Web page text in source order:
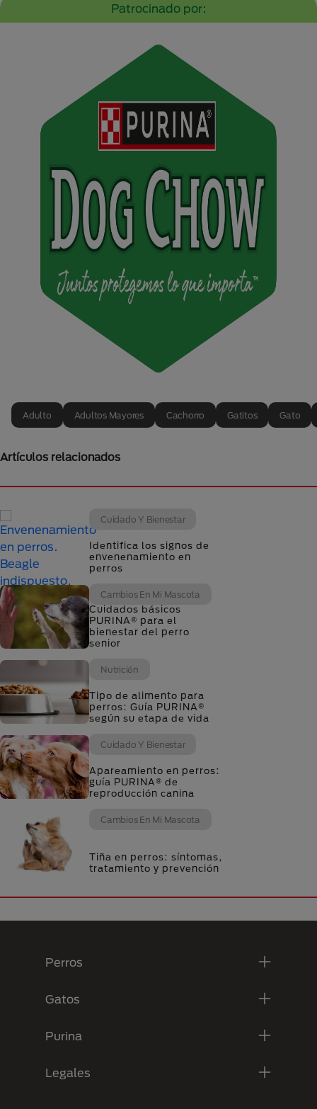
Patrocinado por:
Adulto Adultos Mayores Cachorro Gatitos Gato
Artículos relacionados
Cuidado Y Bienestar
Identifica los signos de
envenenamiento en
perros
Cambios En Mi Mascota
Cuidados básicos
PURINA® para el
bienestar del perro
senior
Nutrición
Tipo de alimento para
perros: Guía PURINA®
según su etapa de vida
Cuidado Y Bienestar
Apareamiento en perros:
guía PURINA® de
reproducción canina
Cambios En Mi Mascota
Tiña en perros: síntomas,
tratamiento y prevención
Perros
Gatos
Purina
Legales